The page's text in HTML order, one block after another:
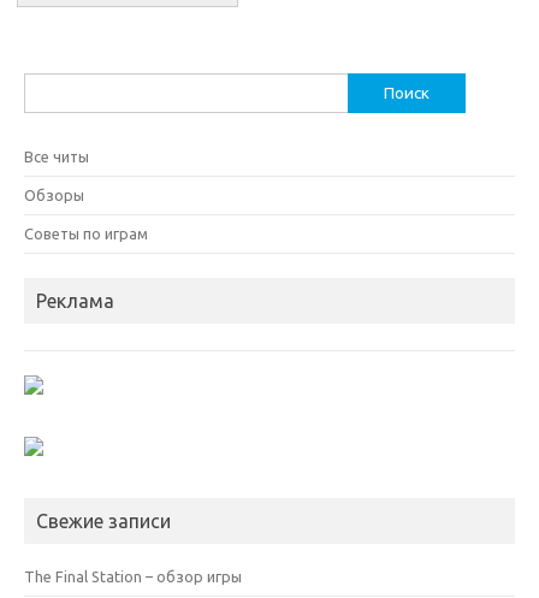
Все читы
Обзоры
Советы по играм
Реклама
Свежие записи
The Final Station – обзор игры